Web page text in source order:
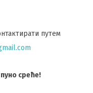
путем
среће!